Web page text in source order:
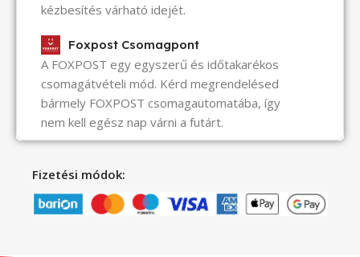
kézbesítés várható idejét.
Foxpost Csomagpont
A FOXPOST egy egyszerű és időtakarékos
csomagátvételi mód. Kérd megrendelésed
bármely FOXPOST csomagautomatába, így
nem kell egész nap várni a futárt.
Fizetési módok: